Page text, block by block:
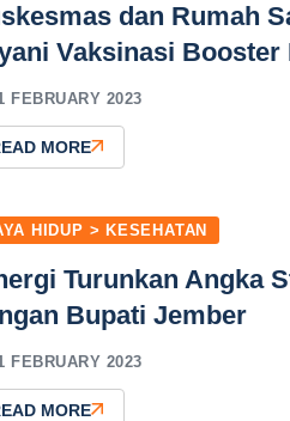
dan Rumah
Vaksinasi Booster
FEBRUARY 2023
MORE
HIDUP > KESEHATAN
Turunkan Angka
Bupati Jember
FEBRUARY 2023
MORE